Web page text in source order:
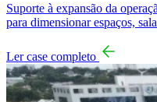
Suporte à expansão da
para dimensionar espaços,
Ler case completo